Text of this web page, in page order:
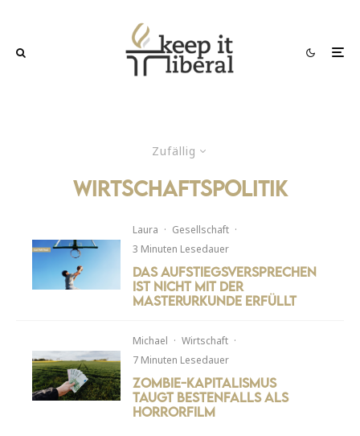
Zufällig
wirtschaftspolitik
Laura · Gesellschaft ·
3 Minuten Lesedauer
Das Aufstiegsversprechen
ist nicht mit der
Masterurkunde erfüllt
Michael · Wirtschaft ·
7 Minuten Lesedauer
Zombie-Kapitalismus
taugt bestenfalls als
Horrorfilm